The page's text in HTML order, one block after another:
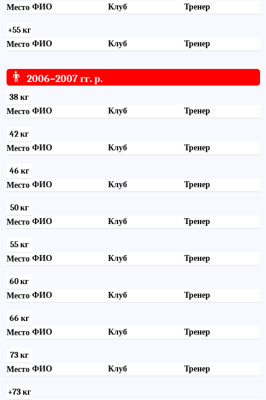
Место ФИО Клуб Тренер
+55 кг
Место ФИО Клуб Тренер
👨 2006–2007 гг. р.
38 кг
Место ФИО Клуб Тренер
42 кг
Место ФИО Клуб Тренер
46 кг
Место ФИО Клуб Тренер
50 кг
Место ФИО Клуб Тренер
55 кг
Место ФИО Клуб Тренер
60 кг
Место ФИО Клуб Тренер
66 кг
Место ФИО Клуб Тренер
73 кг
Место ФИО Клуб Тренер
+73 кг